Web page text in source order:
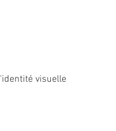
visuelle